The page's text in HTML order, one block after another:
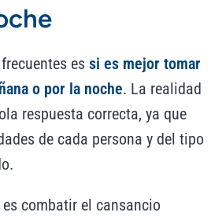
es si es mejor tomar
o por la noche. La realidad
respuesta correcta, ya que
de cada persona y del tipo
combatir el cansancio